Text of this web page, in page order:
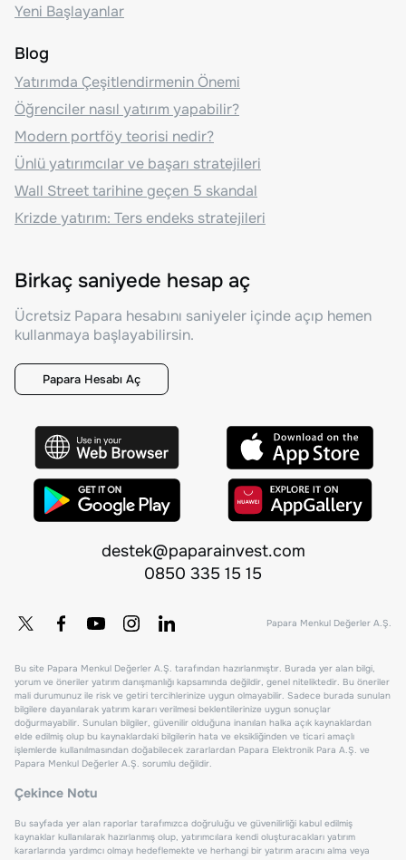
Yeni Başlayanlar
Blog
Yatırımda Çeşitlendirmenin Önemi
Öğrenciler nasıl yatırım yapabilir?
Modern portföy teorisi nedir?
Ünlü yatırımcılar ve başarı stratejileri
Wall Street tarihine geçen 5 skandal
Krizde yatırım: Ters endeks stratejileri
Birkaç saniyede hesap aç
Ücretsiz Papara hesabını saniyeler içinde açıp hemen
kullanmaya başlayabilirsin.
Papara Hesabı Aç
destek@paparainvest.com
0850 335 15 15
Papara Menkul Değerler A.Ş.
Bu site Papara Menkul Değerler A.Ş. tarafından hazırlanmıştır. Burada yer alan bilgi,
yorum ve öneriler yatırım danışmanlığı kapsamında değildir, genel niteliktedir. Bu öneriler
mali durumunuz ile risk ve getiri tercihlerinize uygun olmayabilir. Sadece burada sunulan
bilgilere dayanılarak yatırım kararı verilmesi beklentilerinize uygun sonuçlar
doğurmayabilir. Sunulan bilgiler, güvenilir olduğuna inanılan halka açık kaynaklardan
elde edilmiş olup bu kaynaklardaki bilgilerin hata ve eksikliğinden ve ticari amaçlı
işlemlerde kullanılmasından doğabilecek zararlardan Papara Elektronik Para A.Ş. ve
Papara Menkul Değerler A.Ş. sorumlu değildir.
Çekince Notu
Bu sayfada yer alan raporlar tarafımızca doğruluğu ve güvenilirliği kabul edilmiş
kaynaklar kullanılarak hazırlanmış olup, yatırımcılara kendi oluşturacakları yatırım
kararlarında yardımcı olmayı hedeflemekte ve herhangi bir yatırım aracını alma veya